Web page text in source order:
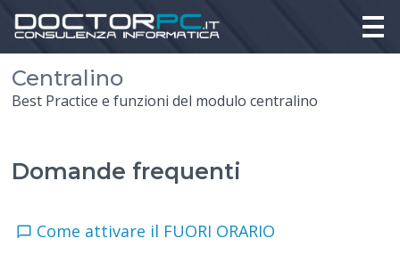
Centralino
Best Practice e funzioni del modulo centralino
Domande frequenti
Come attivare il FUORI ORARIO